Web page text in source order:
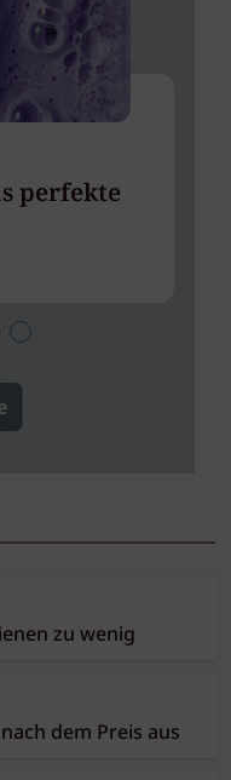
perfekte
zu wenig
dem Preis aus